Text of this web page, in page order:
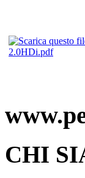
2.0HDi.pdf
CHI